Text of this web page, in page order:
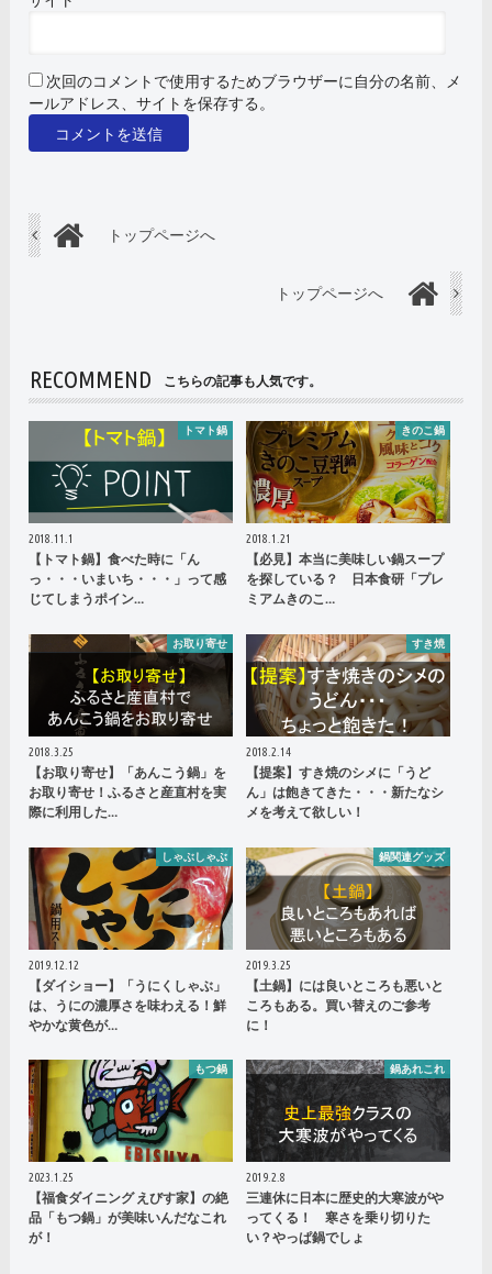
次回のコメントで使用するためブラウザーに自分の名前、メ
ールアドレス、サイトを保存する。
トップページへ
トップページへ
RECOMMEND こちらの記事も人気です。
トマト鍋
2018.11.1
【トマト鍋】食べた時に「ん
っ・・・いまいち・・・」って感
じてしまうポイン…
きのこ鍋
2018.1.21
【必見】本当に美味しい鍋スープ
を探している？ 日本食研「プレ
ミアムきのこ…
お取り寄せ
2018.3.25
【お取り寄せ】「あんこう鍋」を
お取り寄せ！ふるさと産直村を実
際に利用した…
すき焼
2018.2.14
【提案】すき焼のシメに「うど
ん」は飽きてきた・・・新たなシ
メを考えて欲しい！
しゃぶしゃぶ
2019.12.12
【ダイショー】「うにくしゃぶ」
は、うにの濃厚さを味わえる！鮮
やかな黄色が…
鍋関連グッズ
2019.3.25
【土鍋】には良いところも悪いと
ころもある。買い替えのご参考
に！
もつ鍋
2023.1.25
【福食ダイニング えびす家】の絶
品「もつ鍋」が美味いんだなこれ
が！
鍋あれこれ
2019.2.8
三連休に日本に歴史的大寒波がや
ってくる！ 寒さを乗り切りた
い？やっぱ鍋でしょ